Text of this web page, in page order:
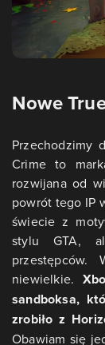
Nowe
Przechodzimy
Crime to
rozwijana od
powrót tego IP
świecie z
stylu GTA,
niewielkie.
sandboksa,
zrobiło z
Obawiam się